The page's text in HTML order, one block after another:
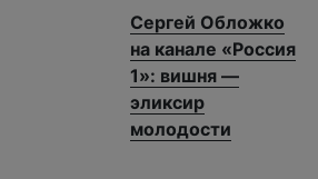
Сергей Обложко
на канале «Россия
1»: вишня —
эликсир
молодости